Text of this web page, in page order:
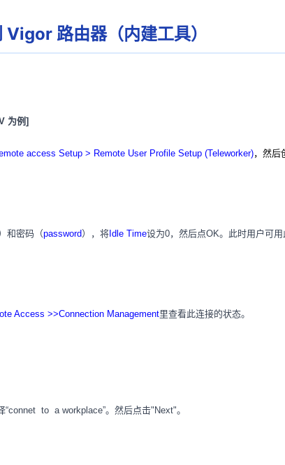
路由器（内建工具）
为例]
access Setup > Remote User Profile Setup (Teleworker)，然后
和密码（password），将 Idle Time设为0，然后点OK。此时用户可
Access >>Connection Management里查看此连接的状态。
to a workplace”。然后点击"Next"。